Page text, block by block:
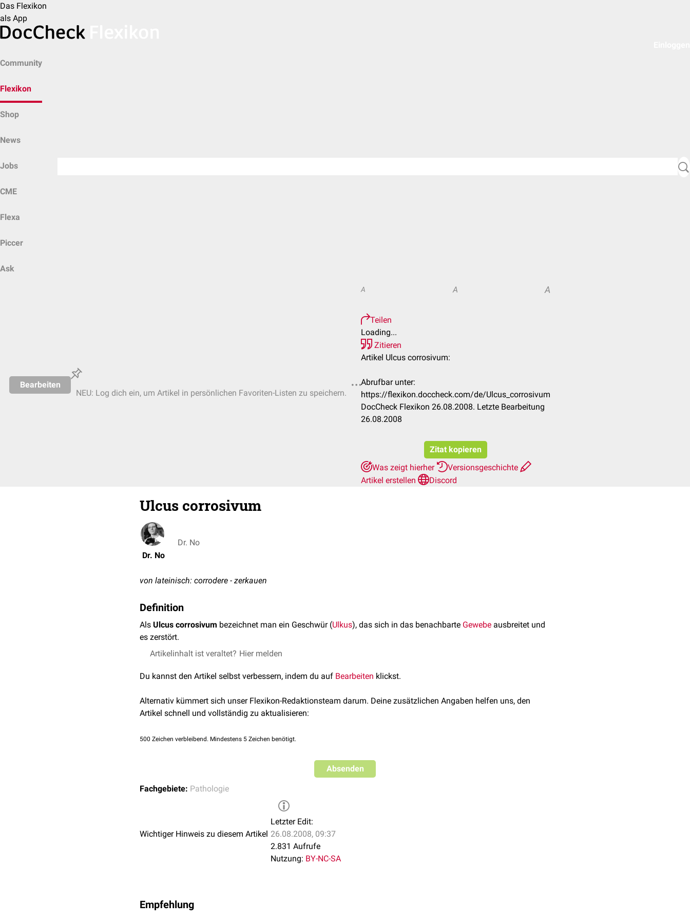
Das Flexikon
als App
Community
Flexikon
Shop
News
Jobs
CME
Flexa
Piccer
Ask
Bearbeiten
NEU: Log dich ein, um Artikel in persönlichen Favoriten-Listen zu speichern.
A A A
Teilen
Loading...
Zitieren
Artikel Ulcus corrosivum:
Abrufbar unter:
https://flexikon.doccheck.com/de/Ulcus_corrosivum
DocCheck Flexikon 26.08.2008. Letzte Bearbeitung
26.08.2008
Zitat kopieren
Was zeigt hierher
Versionsgeschichte
Artikel erstellen
Discord
Ulcus corrosivum
Dr. No
Dr. No
von lateinisch: corrodere - zerkauen
Definition
Als Ulcus corrosivum bezeichnet man ein Geschwür (Ulkus), das sich in das benachbarte Gewebe ausbreitet und
es zerstört.
Artikelinhalt ist veraltet? Hier melden
Du kannst den Artikel selbst verbessern, indem du auf Bearbeiten klickst.
Alternativ kümmert sich unser Flexikon-Redaktionsteam darum. Deine zusätzlichen Angaben helfen uns, den
Artikel schnell und vollständig zu aktualisieren:
500 Zeichen verbleibend. Mindestens 5 Zeichen benötigt.
Absenden
Fachgebiete: Pathologie
Wichtiger Hinweis zu diesem Artikel
Letzter Edit:
26.08.2008, 09:37
2.831 Aufrufe
Nutzung: BY-NC-SA
Empfehlung